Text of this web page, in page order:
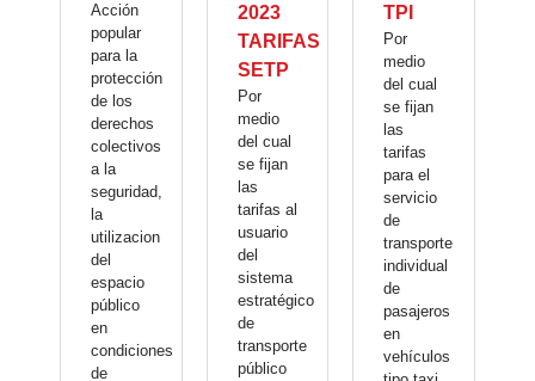
Acción
popular
para la
protección
de los
derechos
colectivos
a la
seguridad,
la
utilizacion
del
espacio
público
en
condiciones
de
2023
TARIFAS
SETP
Por
medio
del cual
se fijan
las
tarifas al
usuario
del
sistema
estratégico
de
transporte
público
TPI
Por
medio
del cual
se fijan
las
tarifas
para el
servicio
de
transporte
individual
de
pasajeros
en
vehículos